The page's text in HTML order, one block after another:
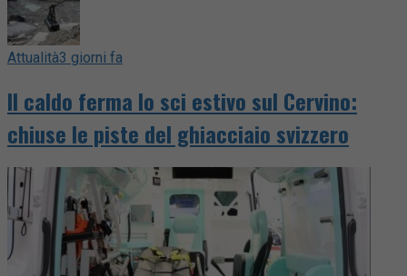
Attualità3 giorni fa
Il caldo ferma lo sci estivo sul Cervino:
chiuse le piste del ghiacciaio svizzero